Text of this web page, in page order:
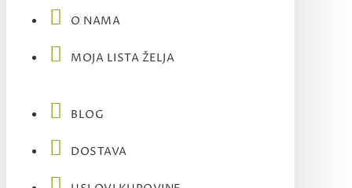
O NAMA
MOJA LISTA ŽELJA
BLOG
DOSTAVA